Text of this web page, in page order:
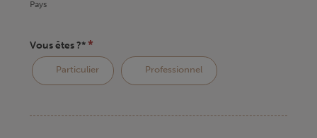
Pays
Vous êtes ?**
Particulier Professionnel